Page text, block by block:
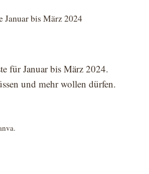
Januar bis März 2024
für Januar bis März 2024.
und mehr wollen dürfen.